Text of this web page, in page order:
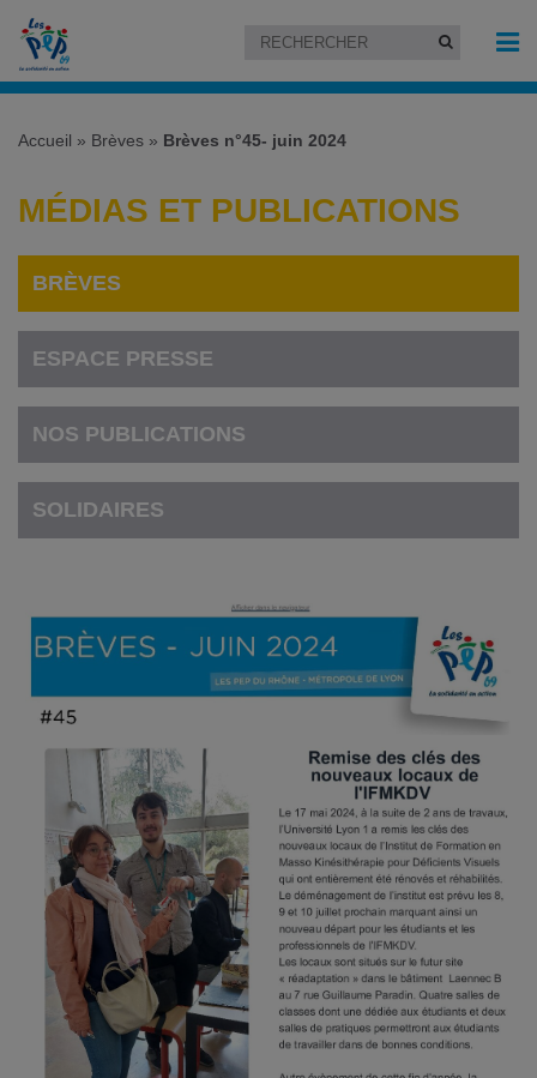
Accueil » Brèves » Brèves n°45- juin 2024
MÉDIAS ET PUBLICATIONS
BRÈVES
ESPACE PRESSE
NOS PUBLICATIONS
SOLIDAIRES